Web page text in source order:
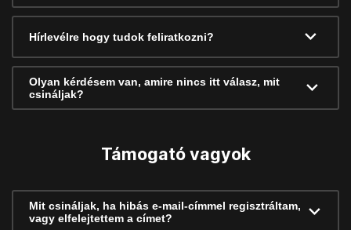
Hírlevélre hogy tudok feliratkozni?
Olyan kérdésem van, amire nincs itt válasz, mit
csináljak?
Támogató vagyok
Mit csináljak, ha hibás e-mail-címmel regisztráltam,
vagy elfelejtettem a címet?